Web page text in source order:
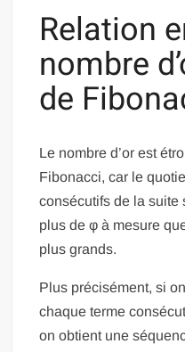
Relation
nombre
de
Le nombre d’or est
Fibonacci, car le
consécutifs de la suite
plus de φ à mesure
plus grands.
Plus précisément, si
chaque terme
on obtient une